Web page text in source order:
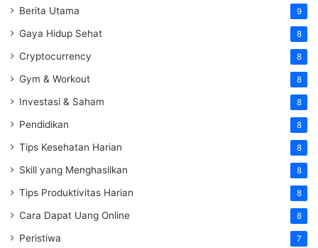
Berita Utama 9
Gaya Hidup Sehat 8
Cryptocurrency 8
Gym & Workout 8
Investasi & Saham 8
Pendidikan 8
Tips Kesehatan Harian 8
Skill yang Menghasilkan 8
Tips Produktivitas Harian 8
Cara Dapat Uang Online 8
Peristiwa 7